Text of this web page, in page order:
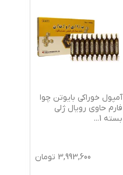
آمپول خوراکی بایوتن چوا
فارم حاوی رویال ژلی
بسته 1 ...
3,993,600 تومان